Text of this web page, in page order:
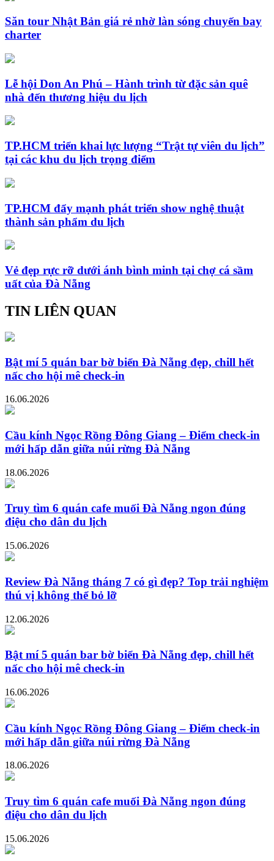
Săn tour Nhật Bản giá rẻ nhờ làn sóng chuyến bay
charter
Lễ hội Don An Phú – Hành trình từ đặc sản quê
nhà đến thương hiệu du lịch
TP.HCM triển khai lực lượng “Trật tự viên du lịch”
tại các khu du lịch trọng điểm
TP.HCM đẩy mạnh phát triển show nghệ thuật
thành sản phẩm du lịch
Vẻ đẹp rực rỡ dưới ánh bình minh tại chợ cá sầm
uất của Đà Nẵng
TIN LIÊN QUAN
Bật mí 5 quán bar bờ biển Đà Nẵng đẹp, chill hết
nấc cho hội mê check-in
16.06.2026
Cầu kính Ngọc Rồng Đông Giang – Điểm check-in
mới hấp dẫn giữa núi rừng Đà Nẵng
18.06.2026
Truy tìm 6 quán cafe muối Đà Nẵng ngon đúng
điệu cho dân du lịch
15.06.2026
Review Đà Nẵng tháng 7 có gì đẹp? Top trải nghiệm
thú vị không thể bỏ lỡ
12.06.2026
Bật mí 5 quán bar bờ biển Đà Nẵng đẹp, chill hết
nấc cho hội mê check-in
16.06.2026
Cầu kính Ngọc Rồng Đông Giang – Điểm check-in
mới hấp dẫn giữa núi rừng Đà Nẵng
18.06.2026
Truy tìm 6 quán cafe muối Đà Nẵng ngon đúng
điệu cho dân du lịch
15.06.2026